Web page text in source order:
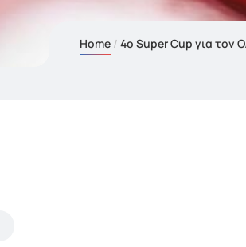
Home 4ο Super Cup για τον